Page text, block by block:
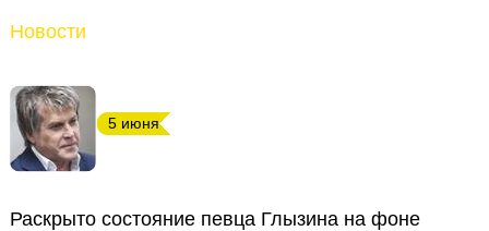
Новости
5 июня
Раскрыто состояние певца Глызина на фоне